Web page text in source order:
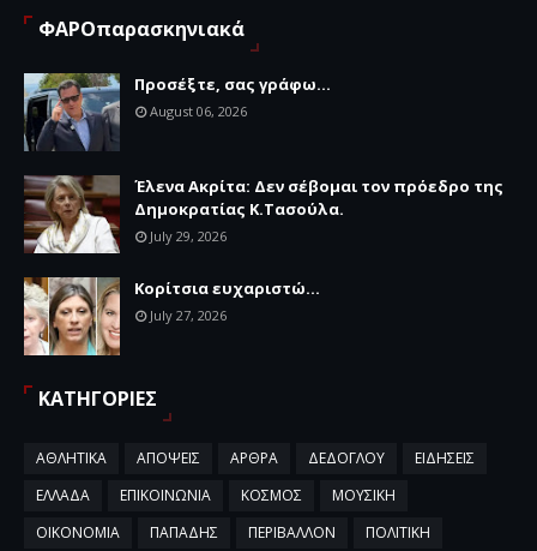
ΦΑΡΟπαρασκηνιακά
Προσέξτε, σας γράφω...
August 06, 2026
Έλενα Ακρίτα: Δεν σέβομαι τον πρόεδρο της
Δημοκρατίας Κ.Τασούλα.
July 29, 2026
Κορίτσια ευχαριστώ...
July 27, 2026
ΚΑΤΗΓΟΡΙΕΣ
ΑΘΛΗΤΙΚΑ ΑΠΟΨΕΙΣ ΑΡΘΡΑ ΔΕΔΟΓΛΟΥ
ΕΙΔΗΣΕΙΣ
ΕΛΛΑΔΑ
ΕΠΙΚΟΙΝΩΝΙΑ ΚΟΣΜΟΣ
ΜΟΥΣΙΚΗ
ΟΙΚΟΝΟΜΙΑ
ΠΑΠΑΔΗΣ ΠΕΡΙΒΑΛΛΟΝ
ΠΟΛΙΤΙΚΗ